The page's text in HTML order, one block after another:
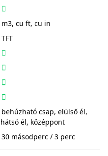
m3, cu ft, cu in
TFT
behúzható csap, elülső él,
hátsó él, középpont
30 másodperc / 3 perc